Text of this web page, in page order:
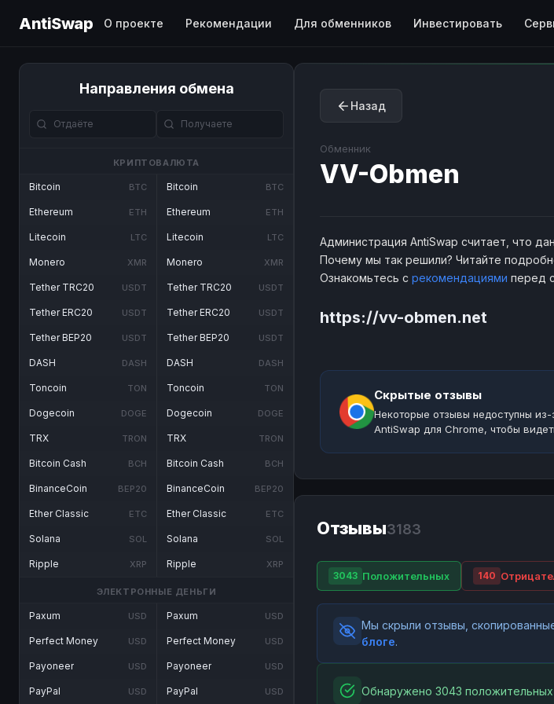
AntiSwap О проекте Рекомендации Для обменников Инвестировать
Направления обмена
КРИПТОВАЛЮТА
Bitcoin BTC
Ethereum ETH
Litecoin LTC
Monero XMR
Tether TRC20 USDT
Tether ERC20 USDT
Tether BEP20 USDT
DASH DASH
Toncoin TON
Dogecoin DOGE
TRX TRON
Bitcoin Cash BCH
BinanceCoin BEP20
Ether Classic ETC
Solana SOL
Ripple XRP
Bitcoin BTC
Ethereum ETH
Litecoin LTC
Monero XMR
Tether TRC20 USDT
Tether ERC20 USDT
Tether BEP20 USDT
DASH DASH
Toncoin TON
Dogecoin DOGE
TRX TRON
Bitcoin Cash BCH
BinanceCoin BEP20
Ether Classic ETC
Solana SOL
Ripple XRP
ЭЛЕКТРОННЫЕ ДЕНЬГИ
Paxum USD
Perfect Money USD
Payoneer USD
PayPal USD
Paxum USD
Perfect Money USD
Payoneer USD
PayPal USD
Назад
Обменник
VV-Obmen
Администрация AntiSwap считает, что
Почему мы так решили? Читайте
Ознакомьтесь с рекомендациями перед
https://vv-obmen.net
Скрытые отзывы
Некоторые отзывы недоступны
AntiSwap для Chrome, чтобы
Отзывы3183
3043 Положительных 140
Мы скрыли отзывы,
блоге.
Обнаружено 3043 положительных